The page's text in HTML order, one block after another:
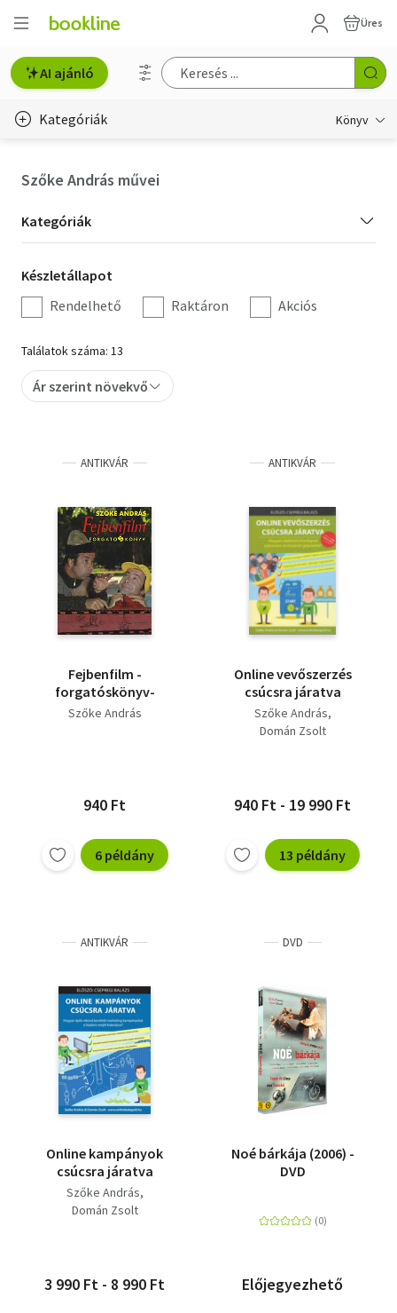
Üres
AI ajánló
Kategóriák Könyv
Hobbi, szabadidő
Irodalom
Művészet
Szakkönyv
Tankönyv, segédkönyv
Társadalomtudomány
Természettudomány
Történelem
Vallás
Szőke András művei
Kategória
szűrés
Kategóriák
Készletállapot
szűrés
Készletállapot
Rendelhető
Raktáron Akciós
Találatok száma: 13
Ár szerint növekvő
ANTIKVÁR
Fejbenfilm -
forgatóskönyv-
Szőke András
940 Ft
6 példány
ANTIKVÁR
Online vevőszerzés
csúcsra járatva
Szőke András
Domán Zsolt
940 Ft - 19 990 Ft
13 példány
ANTIKVÁR
Online kampányok
csúcsra járatva
Szőke András
Domán Zsolt
3 990 Ft - 8 990 Ft
DVD
Noé bárkája (2006) -
DVD
Előjegyezhető